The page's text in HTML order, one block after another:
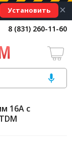
Установить ×
8 (831) 260-11-60
16А с